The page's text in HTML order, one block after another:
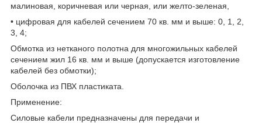
малиновая, коричневая или черная, или желто-зеленая,
• цифровая для кабелей сечением 70 кв. мм и выше: 0, 1, 2,
3, 4;
Обмотка из нетканого полотна для многожильных кабелей
сечением жил 16 кв. мм и выше (допускается изготовление
кабелей без обмотки);
Оболочка из ПВХ пластиката.
Применение:
Силовые кабели предназначены для передачи и